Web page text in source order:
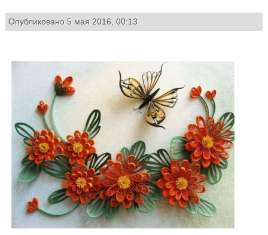
Опубликовано 5 мая 2016, 00:13